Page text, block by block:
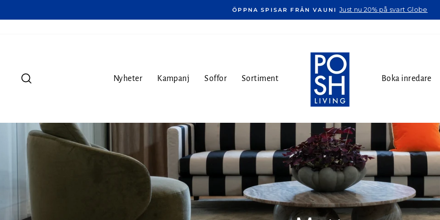
ÖPPNA SPISAR FRÅN VAUNI Just nu 20% på svart Globe
Nyheter Kampanj Soffor Sortiment Boka inredare